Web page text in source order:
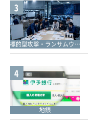
3
標的型攻撃・ランサムウェア対策
4
地銀